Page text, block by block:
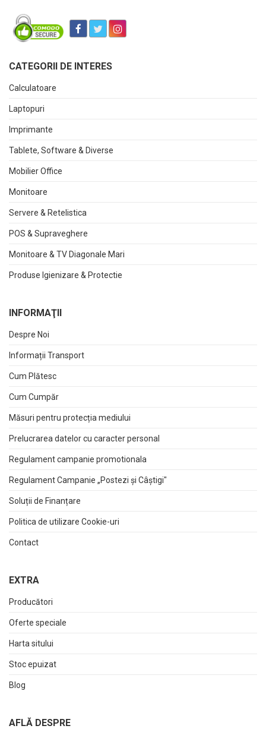
CATEGORII DE INTERES
Calculatoare
Laptopuri
Imprimante
Tablete, Software & Diverse
Mobilier Office
Monitoare
Servere & Retelistica
POS & Supraveghere
Monitoare & TV Diagonale Mari
Produse Igienizare & Protectie
INFORMAŢII
Despre Noi
Informații Transport
Cum Plătesc
Cum Cumpăr
Măsuri pentru protecția mediului
Prelucrarea datelor cu caracter personal
Regulament campanie promotionala
Regulament Campanie „Postezi și Câștigi"
Soluții de Finanțare
Politica de utilizare Cookie-uri
Contact
EXTRA
Producători
Oferte speciale
Harta sitului
Stoc epuizat
Blog
AFLĂ DESPRE